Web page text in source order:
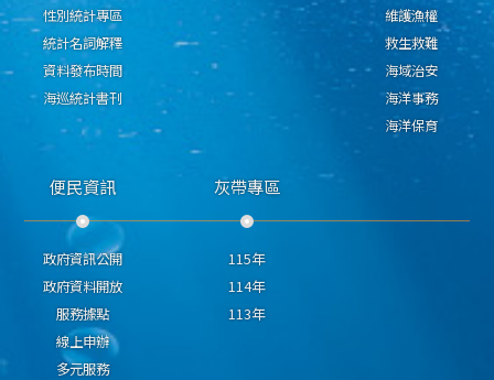
性別統計專區
統計名詞解釋
資料發布時間
海巡統計書刊
維護漁權
救生救難
海域治安
海洋事務
海洋保育
便民資訊
政府資訊公開
政府資料開放
服務據點
線上申辦
多元服務
灰帶專區
115年
114年
113年